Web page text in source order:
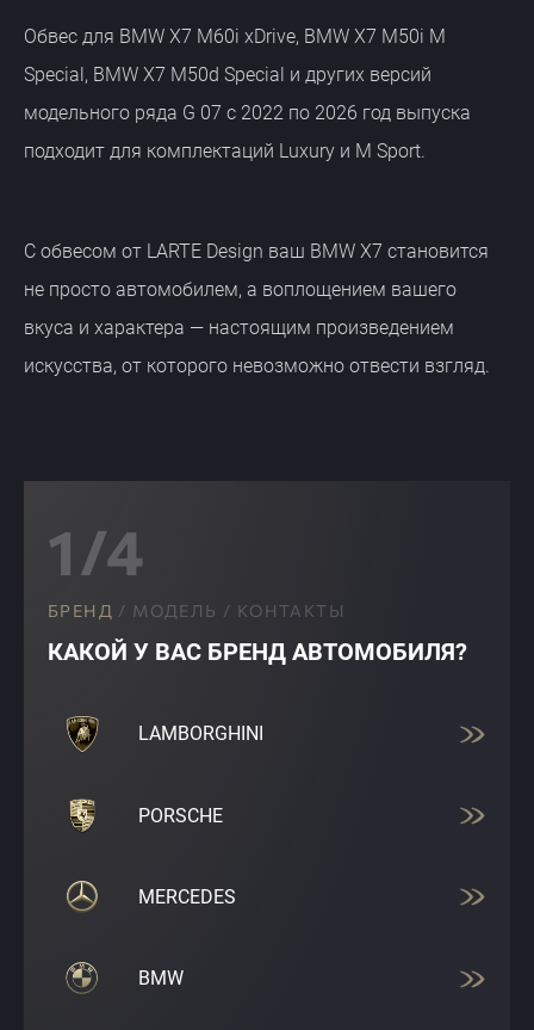
Обвес для BMW X7 M60i xDrive, BMW X7 M50i M
Special, BMW X7 M50d Special и других версий
модельного ряда G 07 с 2022 по 2026 год выпуска
подходит для комплектаций Luxury и M Sport.
С обвесом от LARTE Design ваш BMW X7 становится
не просто автомобилем, а воплощением вашего
вкуса и характера — настоящим произведением
искусства, от которого невозможно отвести взгляд.
1/4
БРЕНД / МОДЕЛЬ / КОНТАКТЫ
КАКОЙ У ВАС БРЕНД АВТОМОБИЛЯ?
LAMBORGHINI
PORSCHE
MERCEDES
BMW